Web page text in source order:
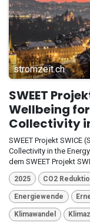
stromzeit.ch
SWEET
Wellbeing
Collectivity
SWEET Projekt SWICE
Collectivity in the
dem SWEET Projekt
2025 CO2
Energiewende
Klimawandel